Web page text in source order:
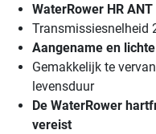
WaterRower HR
Transmissiesnelheid
Aangename en
Gemakkelijk te
levensduur
De WaterRower
vereist